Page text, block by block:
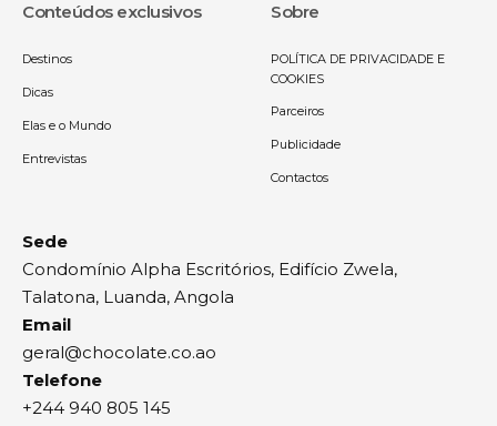
Conteúdos exclusivos
Destinos
Dicas
Elas e o Mundo
Entrevistas
Sobre
POLÍTICA DE PRIVACIDADE E
COOKIES
Parceiros
Publicidade
Contactos
Sede
Condomínio Alpha Escritórios, Edifício Zwela,
Talatona, Luanda, Angola
Email
geral@chocolate.co.ao
Telefone
+244 940 805 145